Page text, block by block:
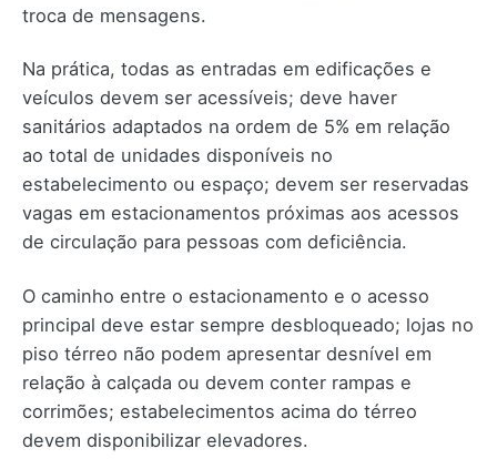
troca de mensagens.
Na prática, todas as entradas em edificações e
veículos devem ser acessíveis; deve haver
sanitários adaptados na ordem de 5% em relação
ao total de unidades disponíveis no
estabelecimento ou espaço; devem ser reservadas
vagas em estacionamentos próximas aos acessos
de circulação para pessoas com deficiência.
O caminho entre o estacionamento e o acesso
principal deve estar sempre desbloqueado; lojas no
piso térreo não podem apresentar desnível em
relação à calçada ou devem conter rampas e
corrimões; estabelecimentos acima do térreo
devem disponibilizar elevadores.